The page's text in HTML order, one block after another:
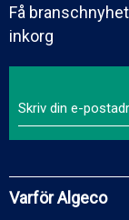
Få
inkorg
Varför Algeco